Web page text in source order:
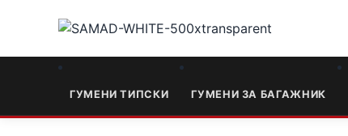
ГУМЕНИ ТИПСКИ ГУМЕНИ ЗА БАГАЖНИК